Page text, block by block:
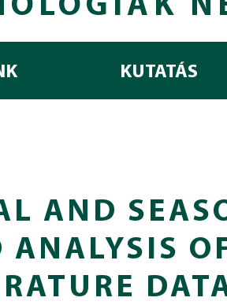
KUTATÁS
AND
ANALYSIS